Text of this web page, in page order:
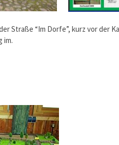
Straße “Im Dorfe”, kurz vor der
im.